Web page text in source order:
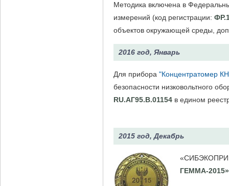
Методика включена в
измерений (код регистрации:
объектов окружающей среды,
2016 год, Январь
Для прибора "Концентратомер
безопасности низковольтного
RU.АГ95.В.01154 в едином
2015 год, Декабрь
ГЕММА-2015»